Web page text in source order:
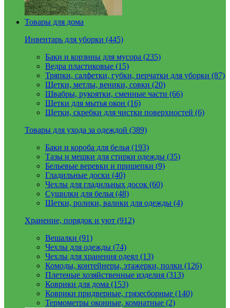
Товары для дома
Инвентарь для уборки (445)
Баки и корзины для мусора (235)
Ведра пластиковые (15)
Тряпки, салфетки, губки, перчатки для уборки (87)
Щетки, метлы, веники, совки (20)
Швабры, рукоятки, сменные части (66)
Щетки для мытья окон (16)
Щетки, скребки для чистки поверхностей (6)
Товары для ухода за одеждой (389)
Баки и короба для белья (193)
Тазы и мешки для стирки одежды (35)
Бельевые веревки и прищепки (9)
Гладильные доски (40)
Чехлы для гладильных досок (60)
Сушилки для белья (48)
Щетки, ролики, валики для одежды (4)
Хранение, порядок и уют (912)
Вешалки (91)
Чехлы для одежды (74)
Чехлы для хранения одеял (13)
Комоды, контейнеры, этажерки, полки (126)
Плетеные хозяйственные изделия (313)
Коврики для дома (153)
Коврики придверные, грязесборные (140)
Термометры оконные, комнатные (2)